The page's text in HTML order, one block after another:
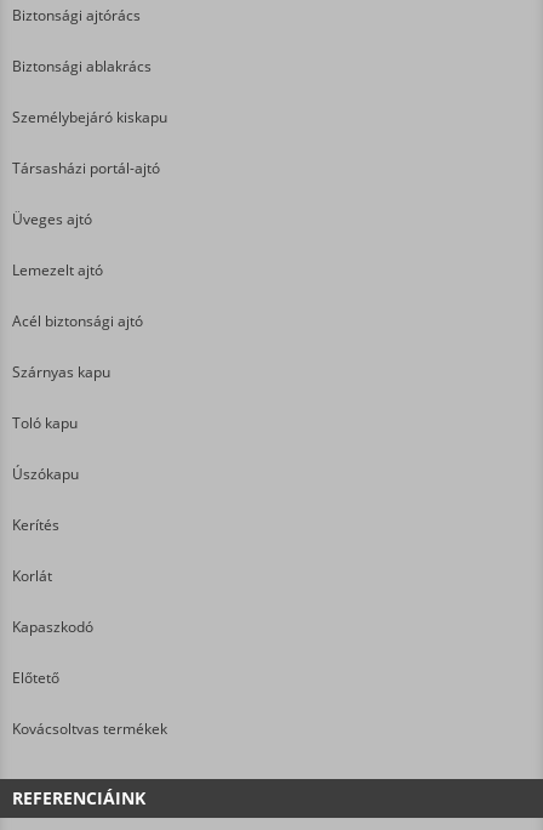
Biztonsági ajtórács
Biztonsági ablakrács
Személybejáró kiskapu
Társasházi portál-ajtó
Üveges ajtó
Lemezelt ajtó
Acél biztonsági ajtó
Szárnyas kapu
Toló kapu
Úszókapu
Kerítés
Korlát
Kapaszkodó
Előtető
Kovácsoltvas termékek
REFERENCIÁINK